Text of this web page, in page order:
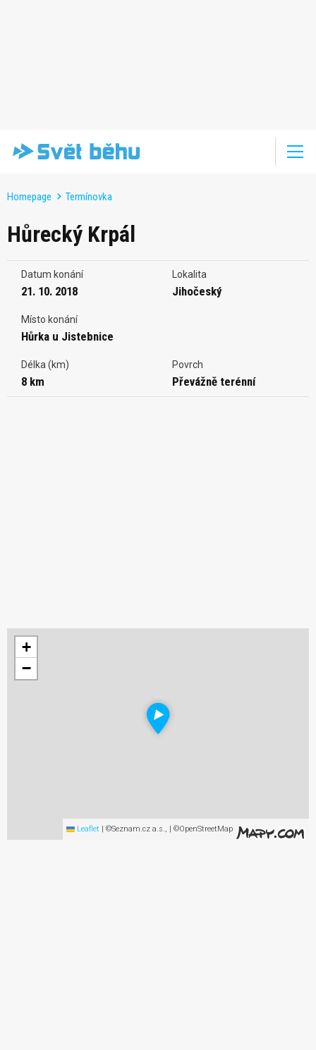
Homepage Termínovka
Hůrecký Krpál
Datum konání
21. 10. 2018
Lokalita
Jihočeský
Místo konání
Hůrka u Jistebnice
Délka (km)
8 km
Povrch
Převážně terénní
+
−
Leaflet | ©Seznam.cz a.s., | ©OpenStreetMap